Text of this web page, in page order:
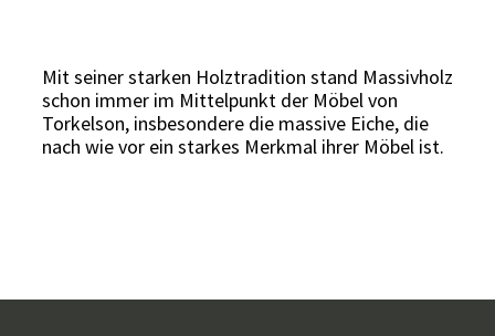
Mit seiner starken Holztradition stand Massivholz
schon immer im Mittelpunkt der Möbel von
Torkelson, insbesondere die massive Eiche, die
nach wie vor ein starkes Merkmal ihrer Möbel ist.